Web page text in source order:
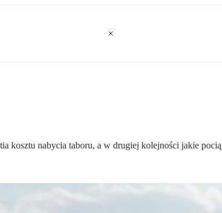
kosztu nabycia taboru, a w drugiej kolejności jakie